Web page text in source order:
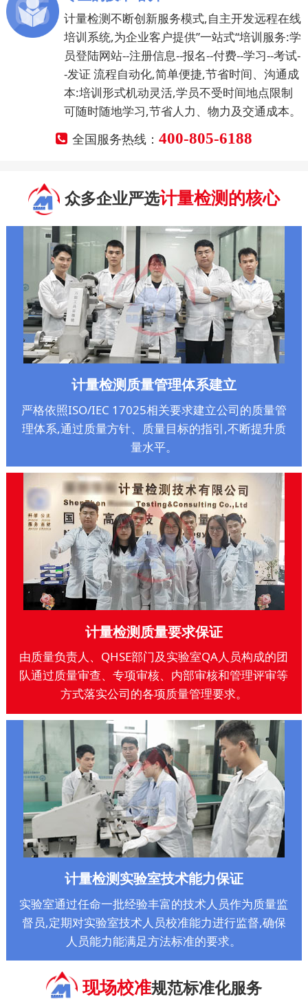
计量检测不断创新服务模式,自主开发远程在线
培训系统,为企业客户提供”一站式“培训服务:学
员登陆网站--注册信息--报名--付费--学习--考试-
-发证 流程自动化,简单便捷,节省时间、沟通成
本:培训形式机动灵活,学员不受时间地点限制
可随时随地学习,节省人力、物力及交通成本。
全国服务热线：400-805-6188
众多企业严选计量检测的核心
计量检测质量管理体系建立
严格依照ISO/IEC 17025相关要求建立公司的质量管
理体系,通过质量方针、质量目标的指引,不断提升质
量水平。
计量检测质量要求保证
由质量负责人、QHSE部门及实验室QA人员构成的团
队通过质量审查、专项审核、内部审核和管理评审等
方式落实公司的各项质量管理要求。
计量检测实验室技术能力保证
实验室通过任命一批经验丰富的技术人员作为质量监
督员,定期对实验室技术人员校准能力进行监督,确保
人员能力能满足方法标准的要求。
现场校准规范标准化服务